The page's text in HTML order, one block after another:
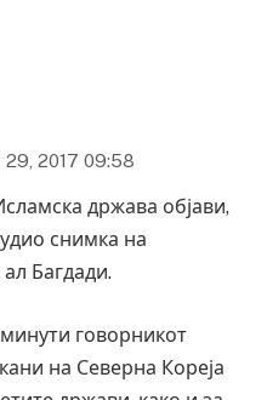
29, 2017 09:58
држава објави,
снимка на
Багдади.
говорникот
на Северна Кореја